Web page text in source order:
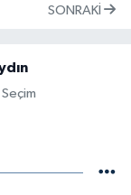
SONRAKI